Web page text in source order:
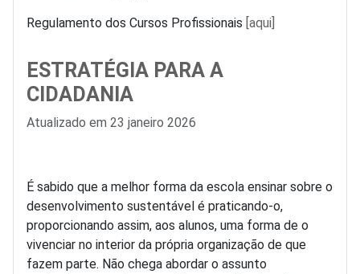
Regulamento dos Cursos Profissionais [aqui]
ESTRATÉGIA PARA A
CIDADANIA
Detalhes
Atualizado em 23 janeiro 2026
É sabido que a melhor forma da escola ensinar sobre o
desenvolvimento sustentável é praticando-o,
proporcionando assim, aos alunos, uma forma de o
vivenciar no interior da própria organização de que
fazem parte. Não chega abordar o assunto